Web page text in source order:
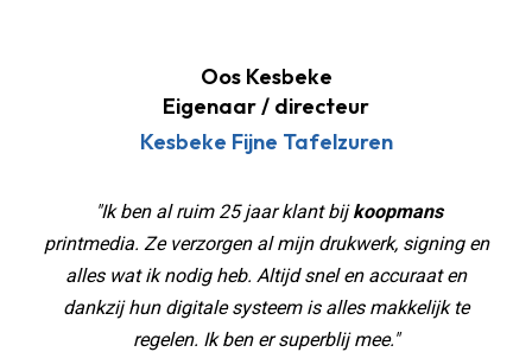
Oos Kesbeke
Eigenaar / directeur
Kesbeke Fijne Tafelzuren
"Ik ben al ruim 25 jaar klant bijkoopmans
printmedia. Ze verzorgen al mijn drukwerk, signing en
alles wat ik nodig heb. Altijd snel en accuraat en
dankzij hun digitale systeem is alles makkelijk te
regelen. Ik ben er superblij mee."